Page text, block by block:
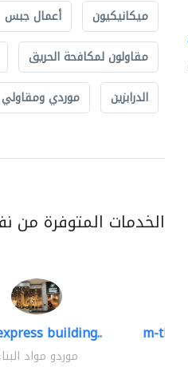
ميكانيكيون
أعمال جبس
مقاولون لمكافحة الحريق
الدرابزين
موردي
الخدمات المتوفرة من
building..
موردو مواد
m-